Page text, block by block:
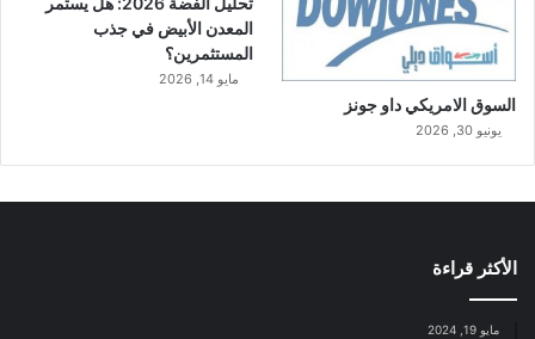
السوق الامريكي داو جونز
يونيو 30, 2026
المعدن الأبيض في جذب
المستثمرين؟
مايو 14, 2026
الأكثر قراءة
مايو 19, 2024